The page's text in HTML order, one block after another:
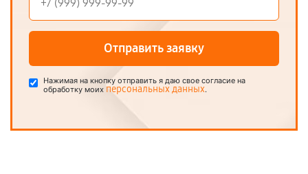
Отправить заявку
Нажимая на кнопку отправить я даю свое согласие на
обработку моих персональных данных.